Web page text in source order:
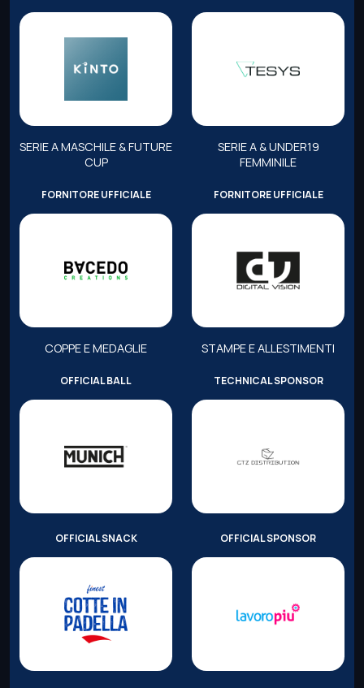
SERIE A MASCHILE & FUTURE
CUP
SERIE A & UNDER19
FEMMINILE
FORNITORE UFFICIALE
COPPE E MEDAGLIE
FORNITORE UFFICIALE
STAMPE E ALLESTIMENTI
OFFICIAL BALL TECHNICAL SPONSOR
OFFICIAL SNACK OFFICIAL SPONSOR